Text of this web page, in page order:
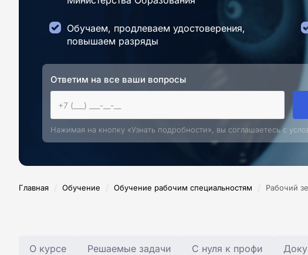
Обучаем, продлеваем удостоверения,
повышаем разряды
Ответим на все ваши вопросы
Нажимая на кнопку «Узнать подробности», вы соглашаетесь с
Главная / Обучение / Обучение рабочим специальностям / Рабочий
О курсе Решаемые задачи С нуля к профи